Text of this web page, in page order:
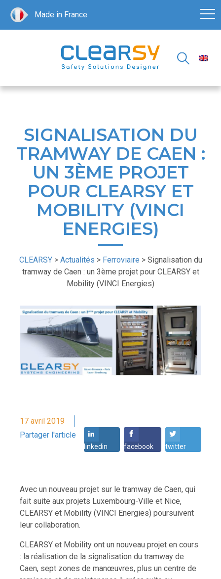
Made in France
SIGNALISATION DU
TRAMWAY DE CAEN :
UN 3ÈME PROJET
POUR CLEARSY ET
MOBILITY (VINCI
ENERGIES)
CLEARSY> Actualités > Ferroviaire > Signalisation du
tramway de Caen : un 3ème projet pour CLEARSY et
Mobility (VINCI Energies)
17 avril 2019
Partager l'article
linkedin facebook twitter
Avec un nouveau projet sur le tramway de Caen, qui
fait suite aux projets Luxembourg-Ville et Nice,
CLEARSY et Mobility (VINCI Energies) poursuivent
leur collaboration.
CLEARSY et Mobility ont un nouveau projet en cours
: la réalisation de la signalisation du tramway de
Caen, sept zones de manœuvres, plus un centre de